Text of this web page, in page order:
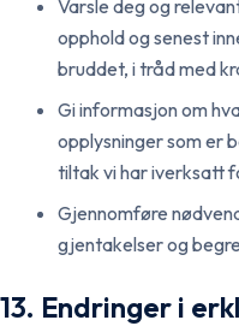
Varsle deg og
opphold og senest
bruddet, i tråd med
Gi informasjon om
opplysninger som er
tiltak vi har iverksatt
Gjennomføre
gjentakelser og
13. Endringer i
Norsk